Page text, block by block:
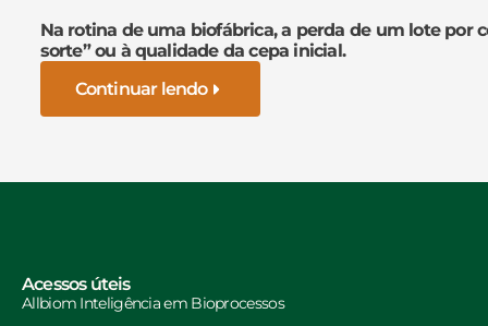
Na rotina de uma biofábrica, a perda de um lote por
sorte” ou à qualidade da cepa inicial.
Continuar lendo
Acessos úteis
Allbiom Inteligência em Bioprocessos